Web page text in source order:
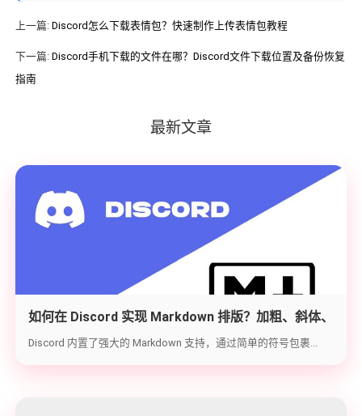
上一篇: Discord怎么下载表情包？快速制作上传表情包教程
下一篇: Discord手机下载的文件在哪？Discord文件下载位置及备份恢复
指南
最新文章
如何在 Discord 实现 Markdown 排版？加粗、斜体、
代码块与隐藏文字教学
Discord 内置了强大的 Markdown 支持，通过简单的符号包裹...